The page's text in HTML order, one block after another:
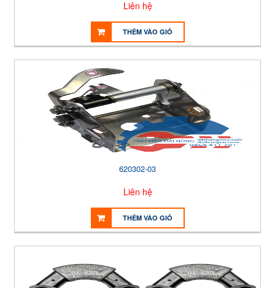
Liên hệ
THÊM VÀO GIỎ
620302-03
Liên hệ
THÊM VÀO GIỎ